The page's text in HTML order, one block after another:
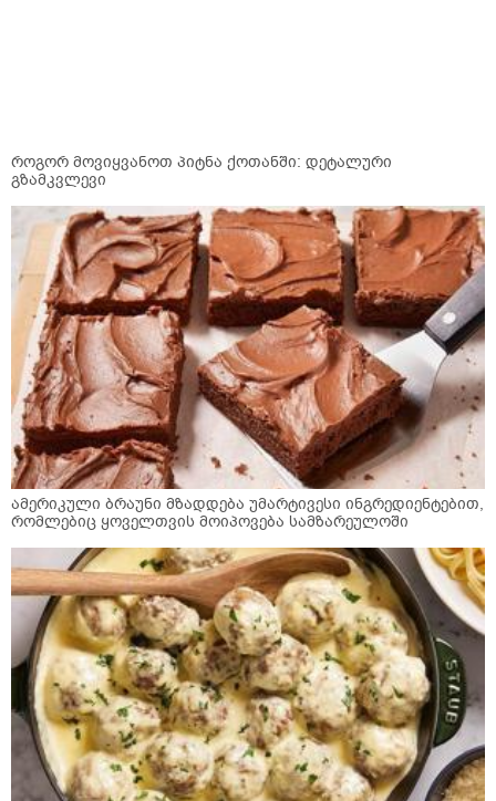
როგორ მოვიყვანოთ პიტნა ქოთანში: დეტალური
გზამკვლევი
ამერიკული ბრაუნი მზადდება უმარტივესი ინგრედიენტებით,
რომლებიც ყოველთვის მოიპოვება სამზარეულოში